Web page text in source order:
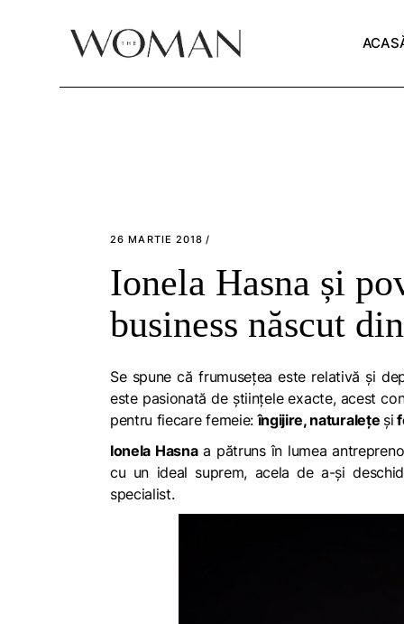
26 MARTIE 2018
Ionela Hasna și
business născut
Se spune că frumusețea este relativă și
este pasionată de științele exacte, acest
pentru fiecare femeie:îngijire, naturalețe și
Ionela Hasnaa pătruns în lumea
cu un ideal suprem, acela de a-și
specialist.